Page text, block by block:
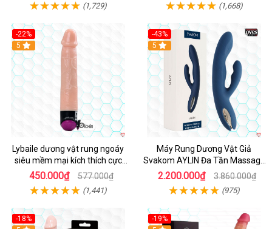
(1,729) (1,668)
-22%
Hot
5
Lybaile dương vật rung ngoáy
siêu mềm mại kích thích cực
mạnh
450.000₫ 577.000₫
(1,441)
-43%
Hot
5
Máy Rung Dương Vật Giả
Svakom AYLIN Đa Tần Massage
Sướng
2.200.000₫ 3.860.000₫
(975)
-18%
-19%